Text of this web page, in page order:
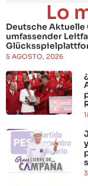
Lo
Deutsche Aktuelle
umfassender
5 AGOSTO, 2026